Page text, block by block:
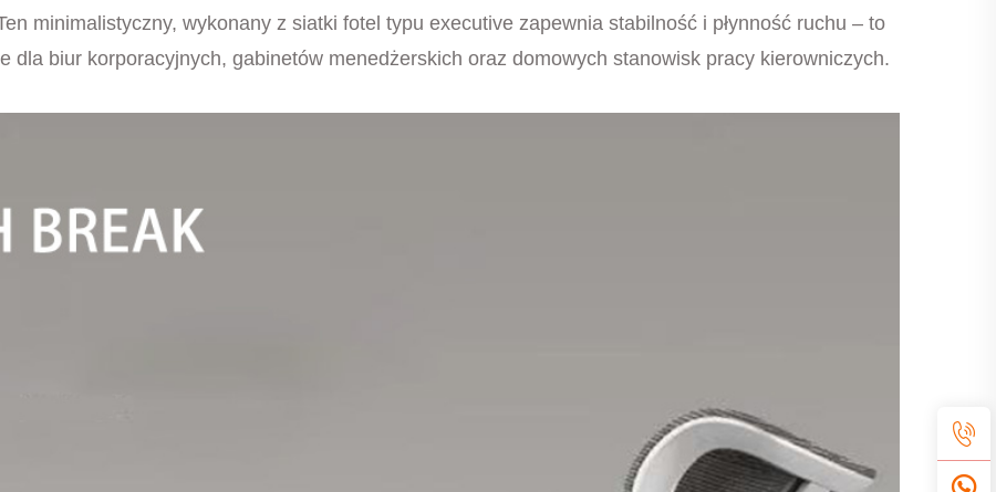
minimalistyczny, wykonany z siatki fotel typu executive zapewnia stabilność i płynność ruchu – to
dla biur korporacyjnych, gabinetów menedżerskich oraz domowych stanowisk pracy kierowniczych.